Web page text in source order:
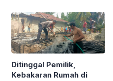
Ditinggal Pemilik,
Kebakaran Rumah di